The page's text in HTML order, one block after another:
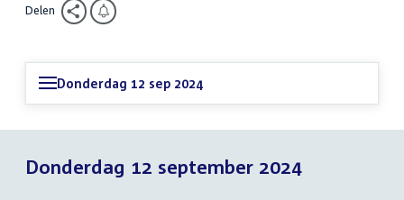
Delen
Donderdag 12 sep 2024
Donderdag 12 september 2024